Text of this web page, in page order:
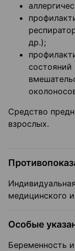
др.);
состояний
Средство
взрослых.
медицинского
Особые
Беременность